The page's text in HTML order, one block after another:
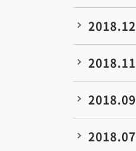
2018.12
2018.11
2018.09
2018.07